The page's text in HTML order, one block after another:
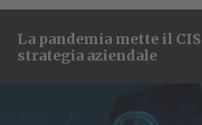
La pandemia mette il
strategia aziendale